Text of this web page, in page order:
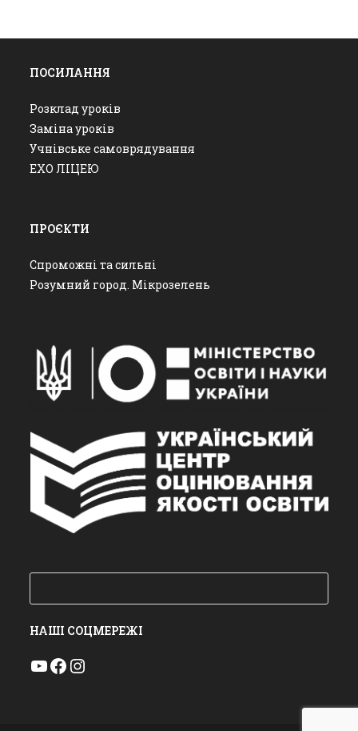
ПОСИЛАННЯ
Розклад уроків
Заміна уроків
Учнівське самоврядування
ЕХО ЛІЦЕЮ
ПРОЄКТИ
Спроможні та сильні
Розумний город. Мікрозелень
НАШІ СОЦМЕРЕЖІ
YouTube Facebook Instagram